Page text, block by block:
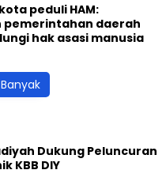
kota peduli HAM:
daerah
hak asasi manusia
Dukung Peluncuran
KBB DIY